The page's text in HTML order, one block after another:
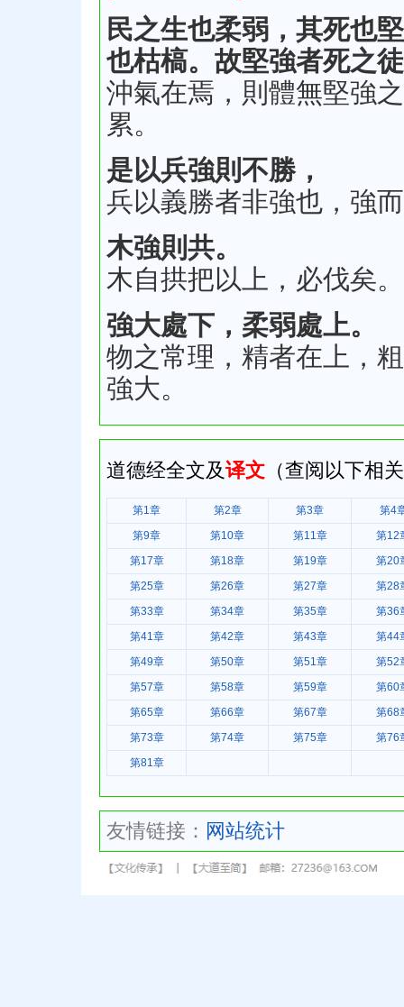
民之生也柔弱，其死也
也枯槁。故堅強者死之
沖氣在焉，則體無堅強
累。
是以兵強則不勝，
兵以義勝者非強也，強
木強則共。
木自拱把以上，必伐矣。
強大處下，柔弱處上。
物之常理，精者在上，
強大。
道德经全文及译文 （查阅以下相
第1章 第2章 第3章
第4
第9章
第10章 第11章
第12
第17章
第18章 第19章
第20
第25章
第26章 第27章
第28
第33章
第34章 第35章
第36
第41章
第42章 第43章
第44
第49章
第50章 第51章
第52
第57章
第58章 第59章
第60
第65章
第66章 第67章
第68
第73章
第74章 第75章
第76
第81章
友情链接： 网站统计